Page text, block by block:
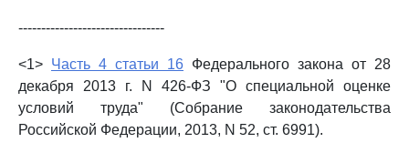
--------------------------------
<1> Часть 4 статьи 16 Федерального закона от 28
декабря 2013 г. N 426-ФЗ "О специальной оценке
условий труда" (Собрание законодательства
Российской Федерации, 2013, N 52, ст. 6991).